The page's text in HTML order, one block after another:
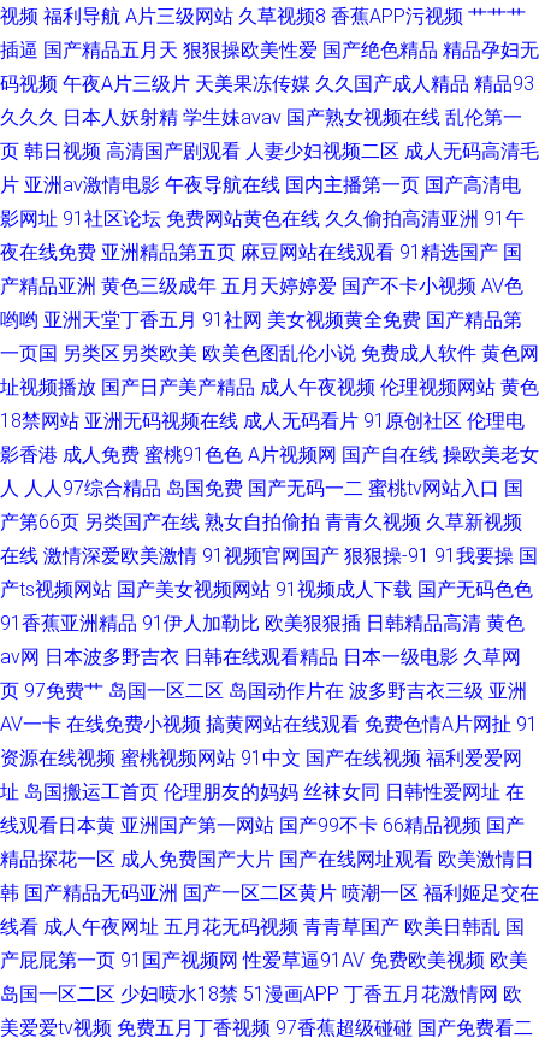
视频 福利导航 A片三级网站 久草视频8 香蕉APP污视频 艹艹艹
插逼 国产精品五月天 狠狠操欧美性爱 国产绝色精品 精品孕妇无
码视频 午夜A片三级片 天美果冻传媒 久久国产成人精品 精品93
久久久 日本人妖射精 学生妹avav 国产熟女视频在线 乱伦第一
页 韩日视频 高清国产剧观看 人妻少妇视频二区 成人无码高清毛
片 亚洲av激情电影 午夜导航在线 国内主播第一页 国产高清电
影网址 91社区论坛 免费网站黄色在线 久久偷拍高清亚洲 91午
夜在线免费 亚洲精品第五页 麻豆网站在线观看 91精选国产 国
产精品亚洲 黄色三级成年 五月天婷婷爱 国产不卡小视频 AV色
哟哟 亚洲天堂丁香五月 91社网 美女视频黄全免费 国产精品第
一页国 另类区另类欧美 欧美色图乱伦小说 免费成人软件 黄色网
址视频播放 国产日产美产精品 成人午夜视频 伦理视频网站 黄色
18禁网站 亚洲无码视频在线 成人无码看片 91原创社区 伦理电
影香港 成人免费 蜜桃91色色 A片视频网 国产自在线 操欧美老女
人 人人97综合精品 岛国免费 国产无码一二 蜜桃tv网站入口 国
产第66页 另类国产在线 熟女自拍偷拍 青青久视频 久草新视频
在线 激情深爱欧美激情 91视频官网国产 狠狠操-91 91我要操 国
产ts视频网站 国产美女视频网站 91视频成人下载 国产无码色色
91香蕉亚洲精品 91伊人加勒比 欧美狠狠插 日韩精品高清 黄色
av网 日本波多野吉衣 日韩在线观看精品 日本一级电影 久草网
页 97免费艹 岛国一区二区 岛国动作片在 波多野吉衣三级 亚洲
AV一卡 在线免费小视频 搞黄网站在线观看 免费色情A片网扯 91
资源在线视频 蜜桃视频网站 91中文 国产在线视频 福利爱爱网
址 岛国搬运工首页 伦理朋友的妈妈 丝袜女同 日韩性爱网址 在
线观看日本黄 亚洲国产第一网站 国产99不卡 66精品视频 国产
精品探花一区 成人免费国产大片 国产在线网址观看 欧美激情日
韩 国产精品无码亚洲 国产一区二区黄片 喷潮一区 福利姬足交在
线看 成人午夜网址 五月花无码视频 青青草国产 欧美日韩乱 国
产屁屁第一页 91国产视频网 性爱草逼91AV 免费欧美视频 欧美
岛国一区二区 少妇喷水18禁 51漫画APP 丁香五月花激情网 欧
美爱爱tv视频 免费五月丁香视频 97香蕉超级碰碰 国产免费看二